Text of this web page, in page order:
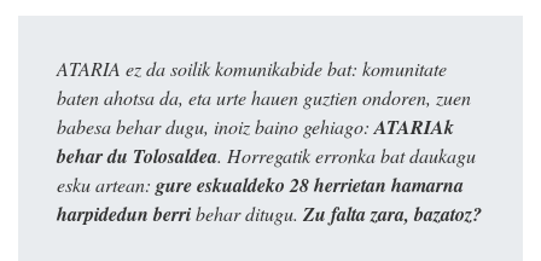
ATARIA ez da soilik komunikabide bat: komunitate
baten ahotsa da, eta urte hauen guztien ondoren, zuen
babesa behar dugu, inoiz baino gehiago: ATARIAk
behar du Tolosaldea. Horregatik erronka bat daukagu
esku artean: gure eskualdeko 28 herrietan hamarna
harpidedun berribehar ditugu. Zu falta zara, bazatoz?